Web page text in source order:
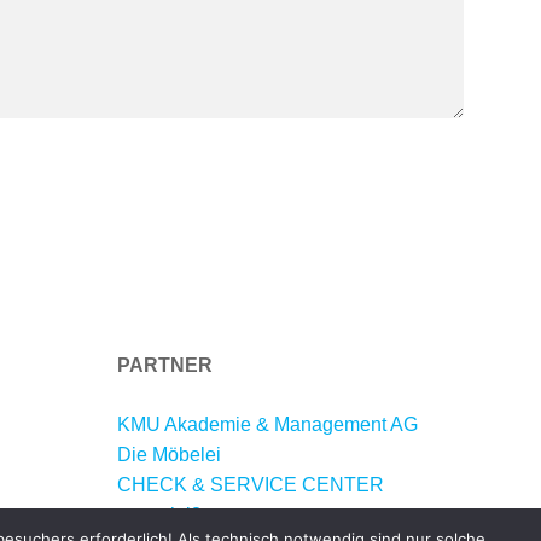
PARTNER
KMU Akademie & Management AG
Die Möbelei
CHECK & SERVICE CENTER
potential2go